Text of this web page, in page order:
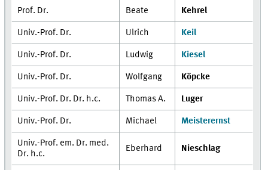
Prof. Dr. Beate Kehrel
Univ.-Prof. Dr. Ulrich Keil
Univ.-Prof. Dr. Ludwig Kiesel
Univ.-Prof. Dr. Wolfgang Köpcke
Univ.-Prof. Dr. Dr. h.c. Thomas A. Luger
Univ.-Prof. Dr. Michael Meisterernst
Univ.-Prof. em. Dr. med.
Dr. h.c.
Eberhard Nieschlag